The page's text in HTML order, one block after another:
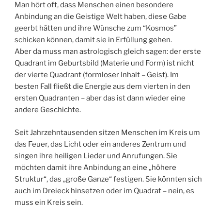
Man hört oft, dass Menschen einen besondere
Anbindung an die Geistige Welt haben, diese Gabe
geerbt hätten und ihre Wünsche zum “Kosmos”
schicken können, damit sie in Erfüllung gehen.
Aber da muss man astrologisch gleich sagen: der erste
Quadrant im Geburtsbild (Materie und Form) ist nicht
der vierte Quadrant (formloser Inhalt – Geist). Im
besten Fall fließt die Energie aus dem vierten in den
ersten Quadranten – aber das ist dann wieder eine
andere Geschichte.
Seit Jahrzehntausenden sitzen Menschen im Kreis um
das Feuer, das Licht oder ein anderes Zentrum und
singen ihre heiligen Lieder und Anrufungen. Sie
möchten damit ihre Anbindung an eine „höhere
Struktur“, das „große Ganze“ festigen. Sie könnten sich
auch im Dreieck hinsetzen oder im Quadrat – nein, es
muss ein Kreis sein.